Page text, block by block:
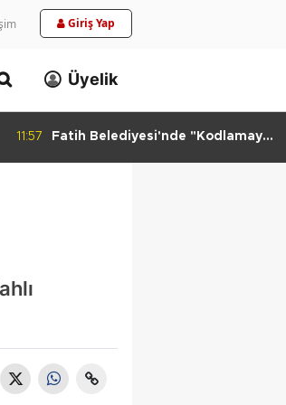
Giriş Yap
Üyelik
11:57
Fatih Belediyesi'nde "Kodlamaya